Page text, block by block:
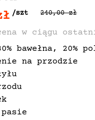
/szt 240,00 zł
w ciągu
bawełna, 20%
na przodzie